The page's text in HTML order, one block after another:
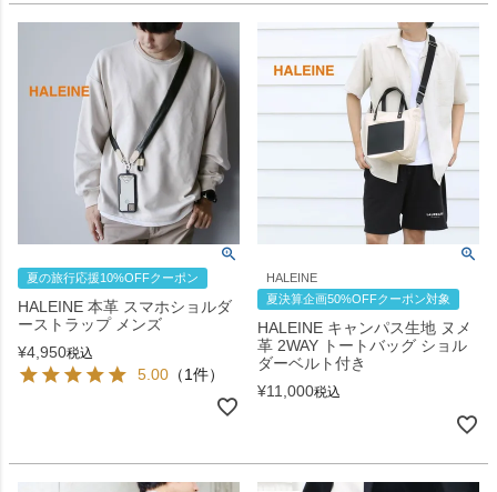
夏の旅行応援10%OFFクーポン
HALEINE 本革 スマホショルダ
ーストラップ メンズ
¥4,950税込
5.00 （1件）
HALEINE
夏決算企画50%OFFクーポン対象
HALEINE キャンパス生地 ヌメ
革 2WAY トートバッグ ショル
ダーベルト付き
¥11,000税込